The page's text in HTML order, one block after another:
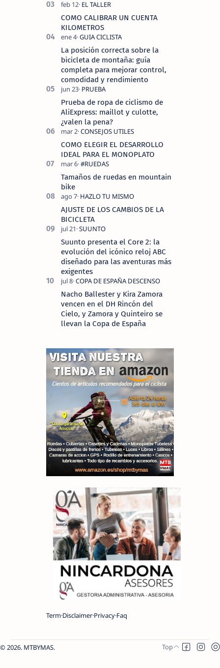
COMO CALIBRAR UN CUENTA
KILOMETROS
La posición correcta sobre la
bicicleta de montaña: guía
completa para mejorar control,
comodidad y rendimiento
Prueba de ropa de ciclismo de
AliExpress: maillot y culotte,
¿valen la pena?
COMO ELEGIR EL DESARROLLO
IDEAL PARA EL MONOPLATO
Tamaños de ruedas en mountain
bike
AJUSTE DE LOS CAMBIOS DE LA
BICICLETA
Suunto presenta el Core 2: la
evolución del icónico reloj ABC
diseñado para las aventuras más
exigentes
Nacho Ballester y Kira Zamora
vencen en el DH Rincón del
Cielo, y Zamora y Quinteiro se
llevan la Copa de España
Term Disclaimer Privacy Faq
2026. MTBYMAS.